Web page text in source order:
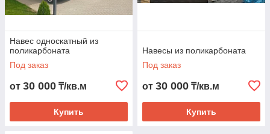
Навес односкатный из
поликарбоната
Под заказ
от 30 000 ₸/кв.м
Купить
Навесы из поликарбоната
Под заказ
от 30 000 ₸/кв.м
Купить